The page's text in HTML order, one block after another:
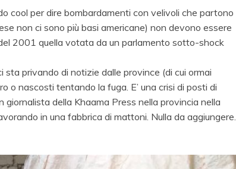
cool per dire bombardamenti con velivoli che partono
non ci sono più basi americane) non devono essere
2001 quella votata da un parlamento sotto-shock
privando di notizie dalle province (di cui ormai
o nascosti tentando la fuga. E’ una crisi di posti di
della Khaama Press nella provincia nella
in una fabbrica di mattoni. Nulla da aggiungere.